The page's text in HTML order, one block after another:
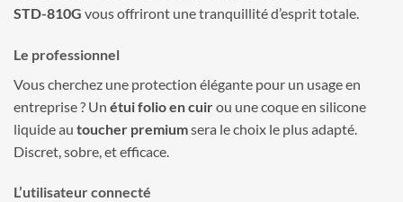
STD-810G vous offriront une tranquillité d’esprit totale.
Le professionnel
Vous cherchez une protection élégante pour un usage en
entreprise ? Un étui folio en cuirou une coque en silicone
liquide au toucher premiumsera le choix le plus adapté.
Discret, sobre, et efficace.
L’utilisateur connecté